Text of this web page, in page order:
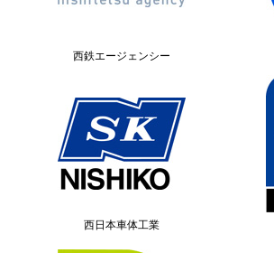
西鉄エージェンシー
西日本車体工業